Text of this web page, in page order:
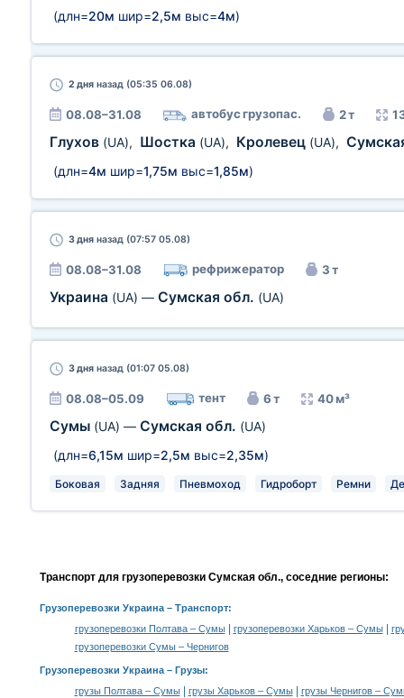
(длн=20м шир=2,5м выс=4м)
2 дня назад (05:35 06.08)
08.08–31.08 автобус грузопас. 2 т
Глухов (UA), Шостка (UA), Кролевец (UA),
(длн=4м шир=1,75м выс=1,85м)
3 дня назад (07:57 05.08)
08.08–31.08 рефрижератор 3 т
Украина (UA) — Сумская обл. (UA)
3 дня назад (01:07 05.08)
08.08–05.09 тент 6 т 40 м³
Сумы (UA) — Сумская обл. (UA)
(длн=6,15м шир=2,5м выс=2,35м)
Боковая Задняя Пневмоход Гидроборт Ремни
Транспорт для грузоперевозки Сумская обл., соседние регионы:
Грузоперевозки Украина– Транспорт:
грузоперевозки Полтава – Сумы| грузоперевозки Харьков – Сумы|
грузоперевозки Сумы – Чернигов
Грузоперевозки Украина – Грузы:
грузы Полтава – Сумы| грузы Харьков – Сумы| грузы Чернигов –